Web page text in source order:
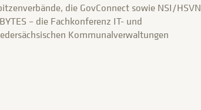
die GovConnect sowie NSI/HSVN
– die Fachkonferenz IT- und
Kommunalverwaltungen